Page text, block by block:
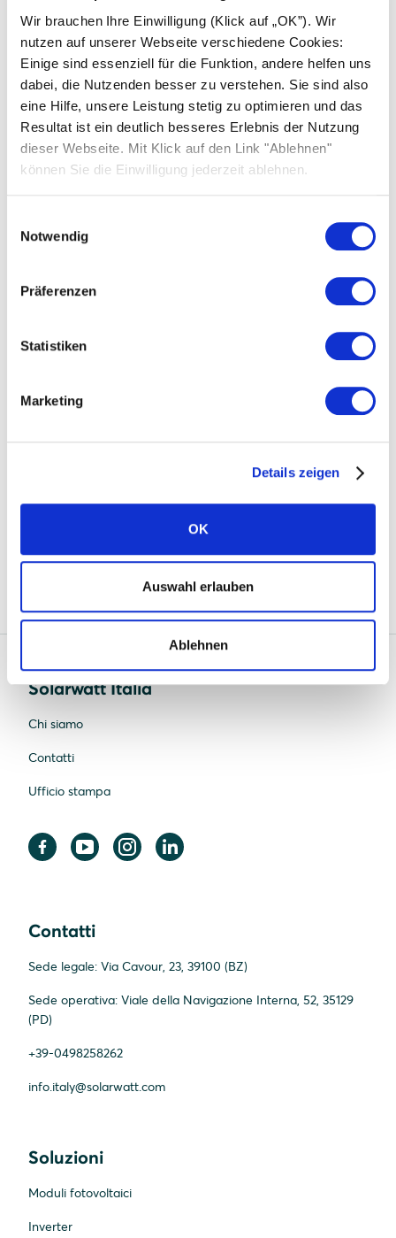
Wir brauchen Ihre Einwilligung (Klick auf „OK”). Wir
nutzen auf unserer Webseite verschiedene Cookies:
Einige sind essenziell für die Funktion, andere helfen uns
dabei, die Nutzenden besser zu verstehen. Sie sind also
eine Hilfe, unsere Leistung stetig zu optimieren und das
Resultat ist ein deutlich besseres Erlebnis der Nutzung
dieser Webseite. Mit Klick auf den Link "Ablehnen"
können Sie die Einwilligung jederzeit ablehnen.
Notwendig
Präferenzen
Statistiken
Marketing
Details zeigen
OK
Auswahl erlauben
Ablehnen
Solarwatt.
Il fornitore stesso del sito web sarà ritenuto
responsabile di eventuali contenuti illeciti,
inaccurati o incompleti e in particolare di eventuali
danni causati dall’utilizzo o dal mancato utilizzo di
tali informazioni e non le informazioni che si
riferiscono alla semplice pubblicazione tramite link.
mediazione europea
risoluzione online delle controversie. Il nostro
Certifications and management systems
Quality management: ISO 9001:2015
Occupational health and safety management:
Energy management: ISO 50001: 2018
Solarwatt Italia
Chi siamo
Contatti
Ufficio stampa
Contatti
Sede legale: Via Cavour, 23, 39100 (BZ)
Sede operativa: Viale della Navigazione Interna, 52, 35129
(PD)
+39-0498258262
info.italy@solarwatt.com
Soluzioni
Moduli fotovoltaici
Inverter